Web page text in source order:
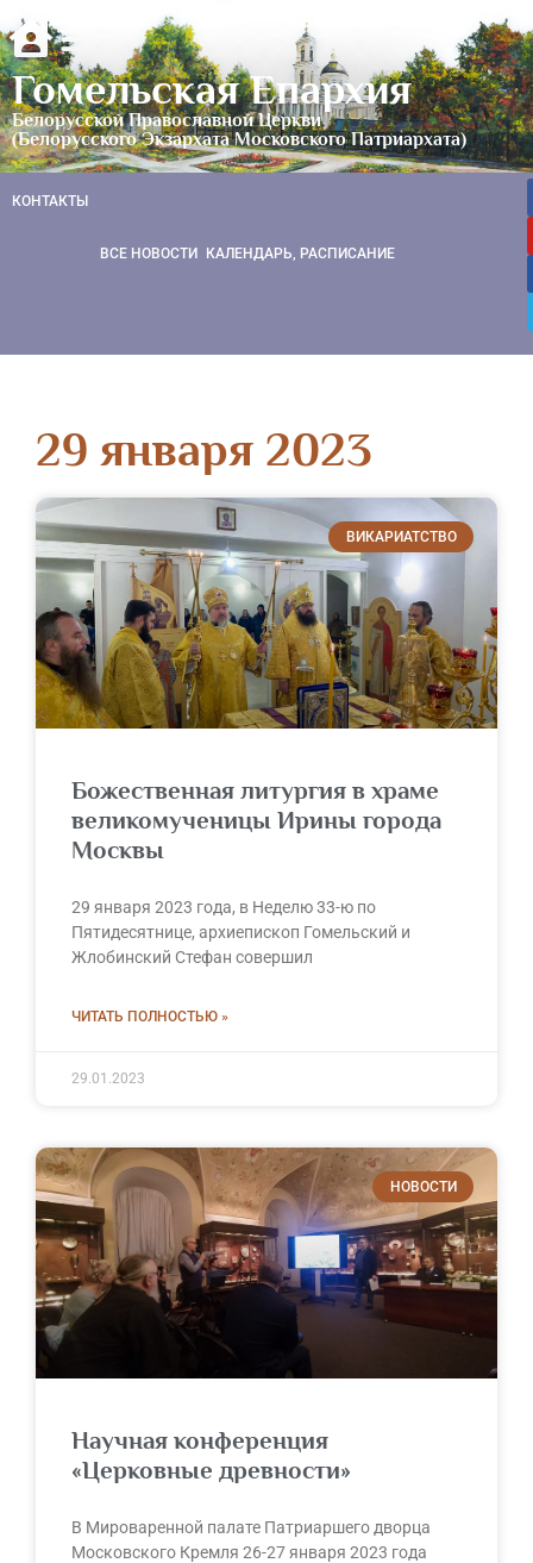
Гомельская Епархия
Белорусской Православной Церкви
(Белорусского Экзархата Московского Патриархата)
КОНТАКТЫ
ВСЕ НОВОСТИ КАЛЕНДАРЬ, РАСПИСАНИЕ
29 января 2023
ВИКАРИАТСТВО
Божественная литургия в храме
великомученицы Ирины города
Москвы
29 января 2023 года, в Неделю 33-ю по
Пятидесятнице, архиепископ Гомельский и
Жлобинский Стефан совершил
ЧИТАТЬ ПОЛНОСТЬЮ »
29.01.2023
НОВОСТИ
Научная конференция
«Церковные древности»
В Мироваренной палате Патриаршего дворца
Московского Кремля 26-27 января 2023 года